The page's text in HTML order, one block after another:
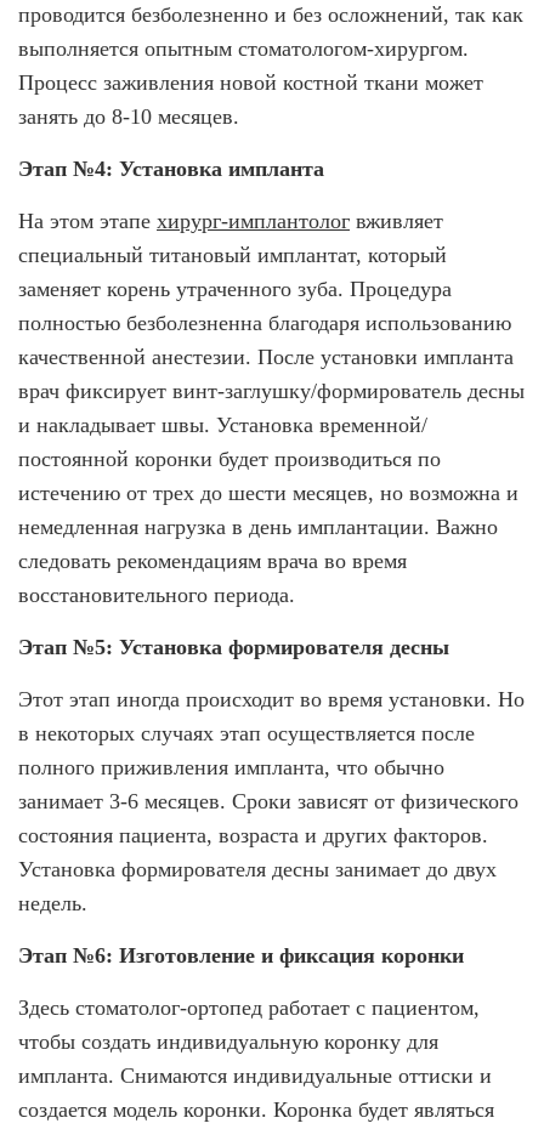
проводится безболезненно и без осложнений, так как
выполняется опытным стоматологом-хирургом.
Процесс заживления новой костной ткани может
занять до 8-10 месяцев.
Этап №4: Установка импланта
На этом этапе хирург-имплантолог вживляет
специальный титановый имплантат, который
заменяет корень утраченного зуба. Процедура
полностью безболезненна благодаря использованию
качественной анестезии. После установки импланта
врач фиксирует винт-заглушку/формирователь десны
и накладывает швы. Установка временной/
постоянной коронки будет производиться по
истечению от трех до шести месяцев, но возможна и
немедленная нагрузка в день имплантации. Важно
следовать рекомендациям врача во время
восстановительного периода.
Этап №5: Установка формирователя десны
Этот этап иногда происходит во время установки. Но
в некоторых случаях этап осуществляется после
полного приживления импланта, что обычно
занимает 3-6 месяцев. Сроки зависят от физического
состояния пациента, возраста и других факторов.
Установка формирователя десны занимает до двух
недель.
Этап №6: Изготовление и фиксация коронки
Здесь стоматолог-ортопед работает с пациентом,
чтобы создать индивидуальную коронку для
импланта. Снимаются индивидуальные оттиски и
создается модель коронки. Коронка будет являться